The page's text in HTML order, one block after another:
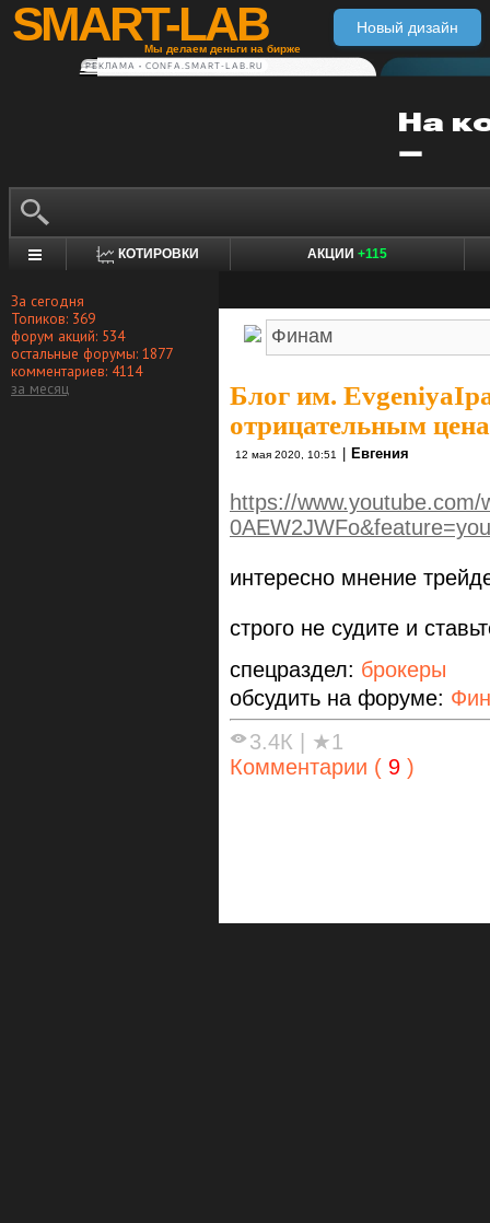
SMART-LAB
Мы делаем деньги на бирже
Новый дизайн
РЕКЛАМА • CONFA.SMART-LAB.RU
КОТИРОВКИ АКЦИИ +115
За сегодня
Топиков: 369
форум акций: 534
остальные форумы: 1877
комментариев: 4114
за месяц
Блог им.
отрицательным
12 мая 2020, 10:51 Евгения
https://www.youtube.com/
интересно мнение
строго не судите и
спецраздел: брокеры
обсудить на форуме:
3.4К | ★1
Комментарии ( 9 )